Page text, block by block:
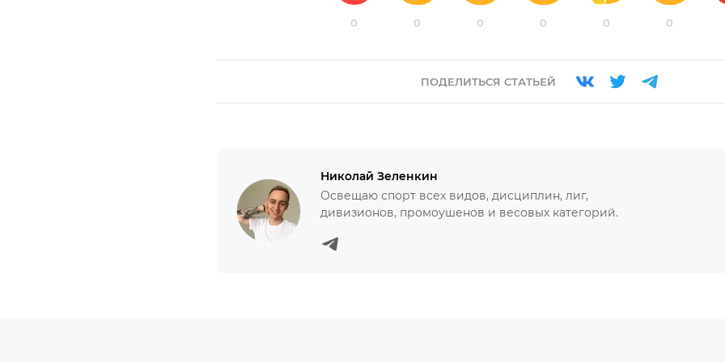
0 0 0 0 0 0
ПОДЕЛИТЬСЯ СТАТЬЕЙ
Николай Зеленкин
Освещаю спорт всех видов, дисциплин, лиг,
дивизионов, промоушенов и весовых категорий.